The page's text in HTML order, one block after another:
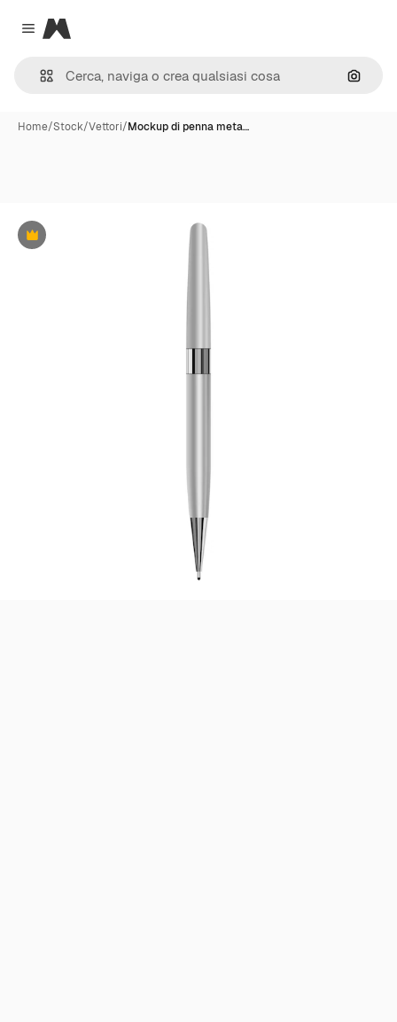
Close menu
Magnific
Cerca
Home/Stock/Vettori/Mockup di penna meta…
Premium